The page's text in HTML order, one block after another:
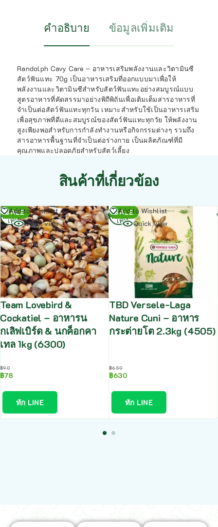
คำอธิบาย ข้อมูลเพิ่มเติม
Randolph Cavy Care – อาหารเสริมพลังงานและวิตามินซี
สัตว์ฟันแทะ 70g เป็นอาหารเสริมที่ออกแบบมาเพื่อให้
พลังงานและวิตามินซีสำหรับสัตว์ฟันแทะอย่างสมบูรณ์แบบ
สูตรอาหารที่คัดสรรมาอย่างพิถีพิถันเพื่อเติมเต็มสารอาหารที่
จำเป็นต่อสัตว์ฟันแทะทุกวัน เหมาะสำหรับใช้เป็นอาหารเสริม
เพื่อสุขภาพที่ดีและสมบูรณ์ของสัตว์ฟันแทะทุกวัย ให้พลังงาน
สูงเพียงพอสำหรับการกำลังทำงานหรือกิจกรรมต่างๆ รวมถึง
สารอาหารพื้นฐานที่จำเป็นต่อร่างกาย เป็นผลิตภัณฑ์ที่มี
คุณภาพและปลอดภัยสำหรับสัตว์เลี้ยง
สินค้าที่เกี่ยวข้อง
SALE
Add to Wishlist
Quick view
Team Lovebird &
Cockatiel – อาหารน
กเลิฟเบิร์ด & นกค็อกคา
เทล 1kg (6300)
฿90
฿78
ทัก LINE
อ่าน
เพิ่ม
SALE
Add to Wishlist
Quick view
TBD Versele-Laga
Nature Cuni – อาหาร
กระต่ายโต 2.3kg (4505)
฿650
฿630
ทัก LINE
อ่าน
เพิ่ม